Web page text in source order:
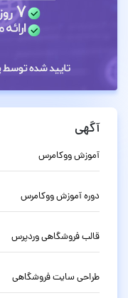
آگهی
آموزش ووکامرس
دوره آموزش ووکامرس
قالب فروشگاهی وردپرس
طراحی سایت فروشگاهی